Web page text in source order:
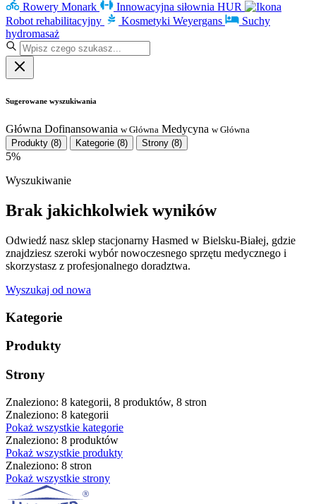
Rowery Monark
Innowacyjna siłownia HUR
Robot rehabilitacyjny
Kosmetyki Weyergans
Suchy
hydromasaż
Sugerowane wyszukiwania
Główna Dofinansowania w Główna Medycyna w Główna
Produkty (8) Kategorie (8) Strony (8)
5%
Wyszukiwanie
Brak jakichkolwiek wyników
Odwiedź nasz sklep stacjonarny Hasmed w Bielsku-Białej, gdzie
znajdziesz szeroki wybór nowoczesnego sprzętu medycznego i
skorzystasz z profesjonalnego doradztwa.
Wyszukaj od nowa
Kategorie
Produkty
Strony
Znaleziono: 8 kategorii, 8 produktów, 8 stron
Znaleziono: 8 kategorii
Pokaż wszystkie kategorie
Znaleziono: 8 produktów
Pokaż wszystkie produkty
Znaleziono: 8 stron
Pokaż wszystkie strony